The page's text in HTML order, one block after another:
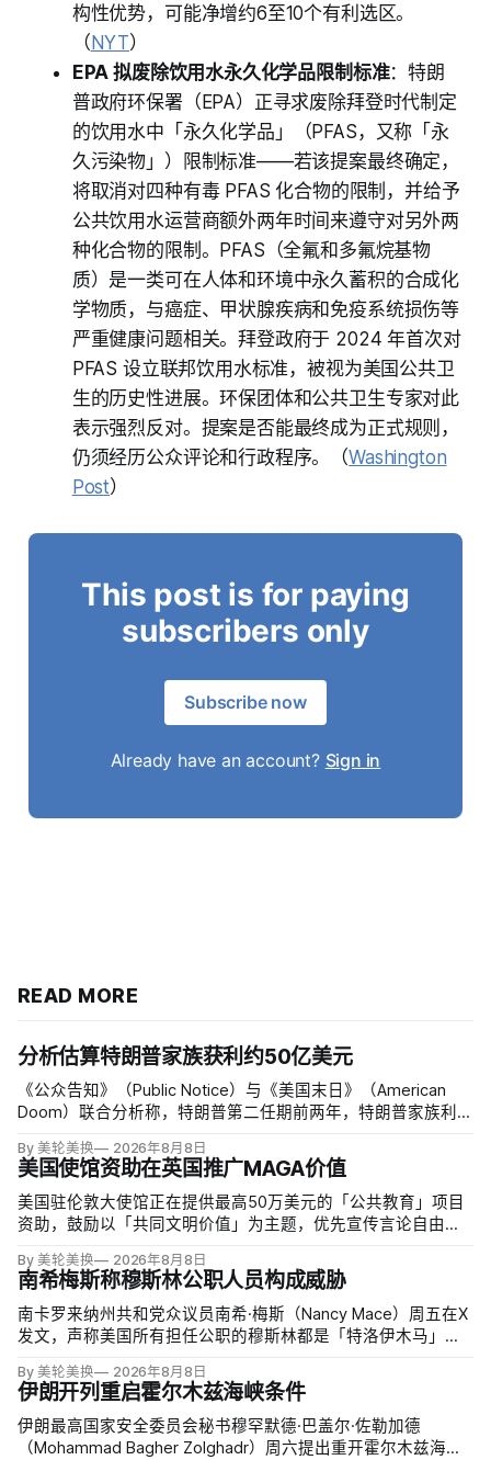
构性优势，可能净增约6至10个有利选区。
（NYT）
EPA 拟废除饮用水永久化学品限制标准：特朗
普政府环保署（EPA）正寻求废除拜登时代制定
的饮用水中「永久化学品」（PFAS，又称「永
久污染物」）限制标准——若该提案最终确定，
将取消对四种有毒 PFAS 化合物的限制，并给予
公共饮用水运营商额外两年时间来遵守对另外两
种化合物的限制。PFAS（全氟和多氟烷基物
质）是一类可在人体和环境中永久蓄积的合成化
学物质，与癌症、甲状腺疾病和免疫系统损伤等
严重健康问题相关。拜登政府于 2024 年首次对
PFAS 设立联邦饮用水标准，被视为美国公共卫
生的历史性进展。环保团体和公共卫生专家对此
表示强烈反对。提案是否能最终成为正式规则，
仍须经历公众评论和行政程序。（Washington
Post）
This post is for paying
subscribers only
Subscribe now
Already have an account? Sign in
READ MORE
分析估算特朗普家族获利约50亿美元
《公众告知》（Public Notice）与《美国末日》（American
Doom）联合分析称，特朗普第二任期前两年，特朗普家族利润
22.5亿美元、外国授权业务2025年收入6100万美元；
By 美轮美换 2026年8月8日
美国使馆资助在英国推广MAGA价值
美国驻伦敦大使馆正在提供最高50万美元的「公共教育」项目
资助，鼓励以「共同文明价值」为主题，优先宣传言论自由、
念。英国自由民主党议员丽莎·斯玛特（Lisa Smart）指责特朗
普政府用「MAGA资金」干预英国民主；
By 美轮美换 2026年8月8日
南希梅斯称穆斯林公职人员构成威胁
南卡罗来纳州共和党众议员南希·梅斯（Nancy Mace）周五在X
发文，声称美国所有担任公职的穆斯林都是「特洛伊木马」，
默」。截至浏览器核验时，这条帖子获得约440万次浏览、6.2
万次点赞、1万次转发和7800条回复。
By 美轮美换 2026年8月8日
伊朗开列重启霍尔木兹海峡条件
伊朗最高国家安全委员会秘书穆罕默德·巴盖尔·佐勒加德
（Mohammad Bagher Zolghadr）周六提出重开霍尔木兹海峡